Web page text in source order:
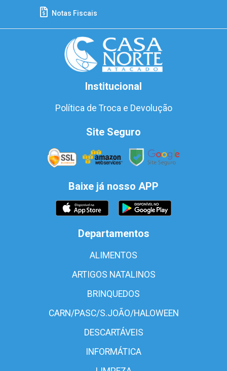
Notas Fiscais
Institucional
Política de Troca e Devolução
Site Seguro
Baixe já nosso APP
Departamentos
ALIMENTOS
ARTIGOS NATALINOS
BRINQUEDOS
CARN/PASC/S.JOÃO/HALOWEEN
DESCARTÁVEIS
INFORMÁTICA